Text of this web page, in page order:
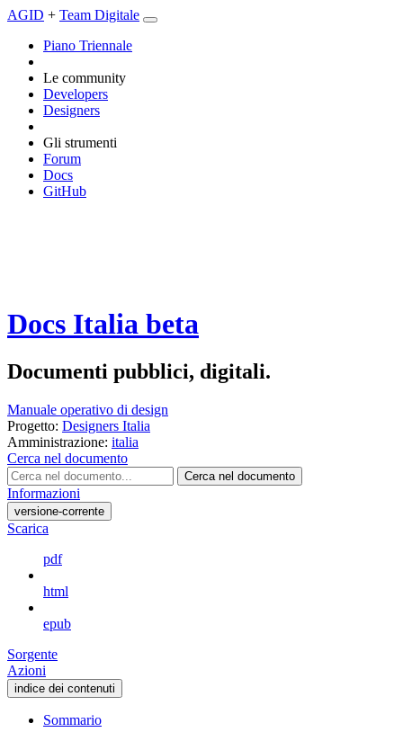
AGID + Team Digitale
Piano Triennale
Le community
Developers
Designers
Gli strumenti
Forum
Docs
GitHub
Docs Italia beta
Documenti pubblici, digitali.
Manuale operativo di design
Progetto: Designers Italia
Amministrazione: italia
Cerca nel documento
Cerca nel documento
Informazioni
versione-corrente
Scarica
pdf
html
epub
Sorgente
Azioni
indice dei contenuti
Sommario